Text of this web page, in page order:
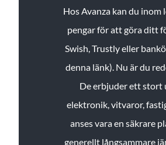
Hos Avanza kan du
pengar för att göra ditt
Swish, Trustly eller
denna länk). Nu är du
De erbjuder ett stort
elektronik, vitvaror,
anses vara en säkrare
generellt långsammare